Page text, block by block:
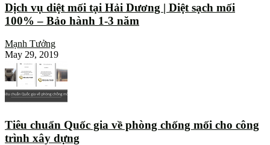
Dịch vụ diệt mối tại Hải Dương | Diệt sạch mối
100% – Bảo hành 1-3 năm
Mạnh Tưởng
May 29, 2019
Tiêu chuẩn Quốc gia về phòng chống mối cho công
trình xây dựng